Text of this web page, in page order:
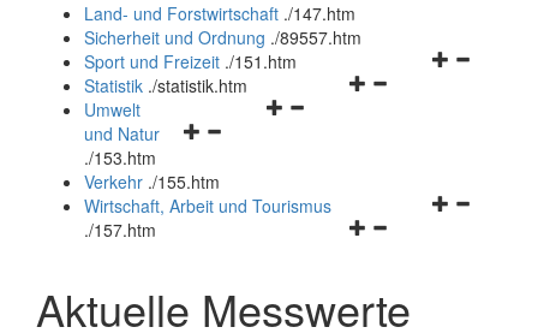
und
schließen
Land- und Forstwirtschaft ./147.htm
Sicherheit und Ordnung ./89557.htm
Navigationsmenü
Sport und Freizeit ./151.htm
Navigationsmenü
Statistik ./statistik.htm
Navigationsmenü
und
schließen
Umwelt
und Natur
./153.htm
Verkehr ./155.htm
Navigationsmenü
schließen
Wirtschaft, Arbeit und Tourismus
./157.htm
Aktuelle Messwerte